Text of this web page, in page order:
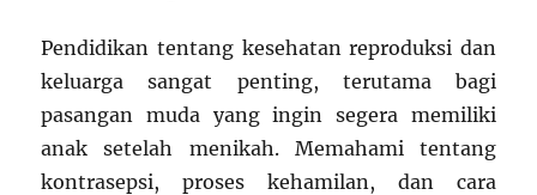
Pendidikan tentang kesehatan reproduksi dan
keluarga sangat penting, terutama bagi
pasangan muda yang ingin segera memiliki
anak setelah menikah. Memahami tentang
kontrasepsi, proses kehamilan, dan cara